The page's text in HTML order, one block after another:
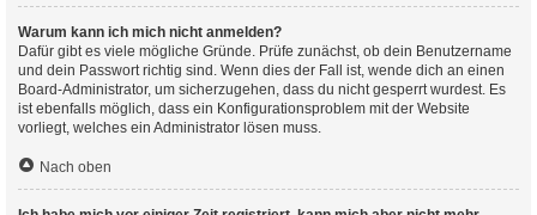
Warum kann ich mich nicht anmelden?
Dafür gibt es viele mögliche Gründe. Prüfe zunächst, ob dein Benutzername
und dein Passwort richtig sind. Wenn dies der Fall ist, wende dich an einen
Board-Administrator, um sicherzugehen, dass du nicht gesperrt wurdest. Es
ist ebenfalls möglich, dass ein Konfigurationsproblem mit der Website
vorliegt, welches ein Administrator lösen muss.
Nach oben